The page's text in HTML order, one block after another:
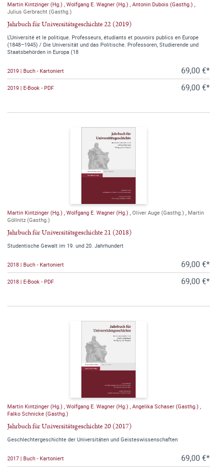
Martin Kintzinger (Hg.) , Wolfgang E. Wagner (Hg.) , Antonin Dubois (Gasthg.) ,
Julius Gerbracht (Gasthg.)
Jahrbuch für Universitätsgeschichte 22 (2019)
L’Université et le politique. Professeurs, étudiants et pouvoirs publics en Europe
(1848–1945) / Die Universität und das Politische. Professoren, Studierende und
Staatsbehörden in Europa (18
2019 | Buch - Kartoniert 69,00 €*
2019 | E-Book - PDF 69,00 €*
Martin Kintzinger (Hg.) , Wolfgang E. Wagner (Hg.) , Oliver Auge (Gasthg.) , Martin
Göllnitz (Gasthg.)
Jahrbuch für Universitätsgeschichte 21 (2018)
Studentische Gewalt im 19. und 20. Jahrhundert
2018 | Buch - Kartoniert 69,00 €*
2018 | E-Book - PDF 69,00 €*
Martin Kintzinger (Hg.) , Wolfgang E. Wagner (Hg.) , Angelika Schaser (Gasthg.) ,
Falko Schnicke (Gasthg.)
Jahrbuch für Universitätsgeschichte 20 (2017)
Geschlechtergeschichte der Universitäten und Geisteswissenschaften
2017 | Buch - Kartoniert 69,00 €*